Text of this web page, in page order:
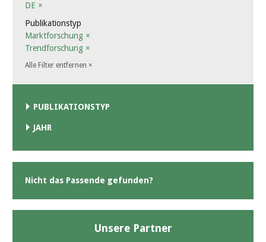
DE ×
Publikationstyp
Marktforschung ×
Trendforschung ×
Alle Filter entfernen ×
PUBLIKATIONSTYP
JAHR
Nicht das Passende gefunden?
Unsere Partner